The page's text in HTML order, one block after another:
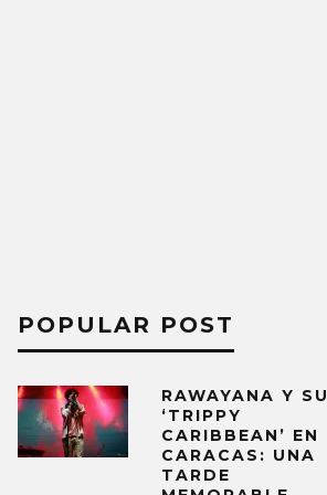
POPULAR POST
RAWAYANA Y SU
‘TRIPPY
CARIBBEAN’ EN
CARACAS: UNA
TARDE